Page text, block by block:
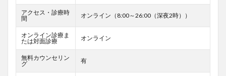
アクセス・診療時
間
オンライン（8:00～26:00（深夜2時））
オンライン診療ま
たは対面診療
オンライン
無料カウンセリン
グ
有